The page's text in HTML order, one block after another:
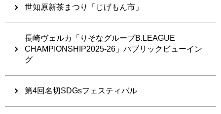
世知原新茶まつり「じげもん市」
長崎ヴェルカ「りそなグループB.LEAGUE
CHAMPIONSHIP2025-26」パブリックビューイン
グ
第4回名切SDGsフェスティバル